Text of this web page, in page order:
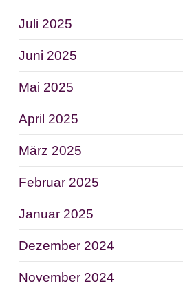
Juli 2025
Juni 2025
Mai 2025
April 2025
März 2025
Februar 2025
Januar 2025
Dezember 2024
November 2024